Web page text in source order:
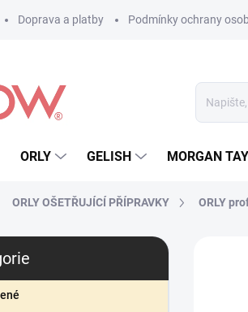
Doprava a platby Podmínky ochrany
ORLY GELISH MORGAN
ORLY OŠETŘUJÍCÍ PŘÍPRAVKY ORLY